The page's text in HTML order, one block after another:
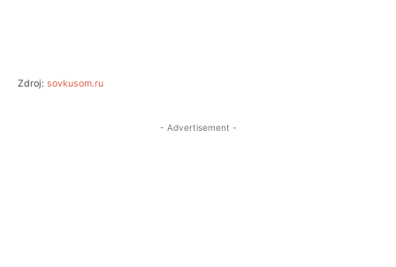
Zdroj: sovkusom.ru
- Advertisement -